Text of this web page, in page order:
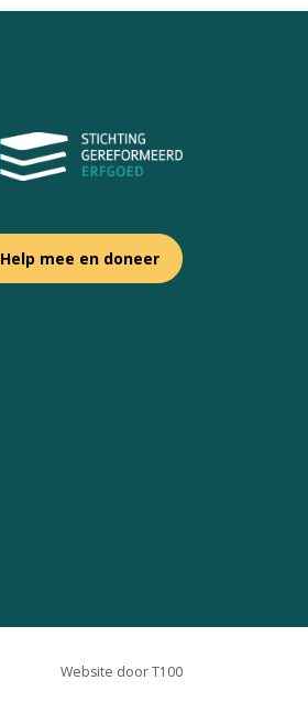
Help mee en doneer
Website door T100